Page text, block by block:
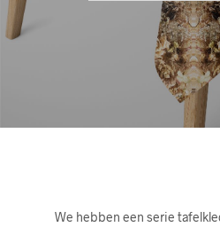
We hebben een serie